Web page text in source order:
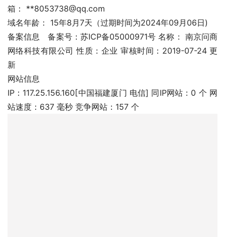
箱： **8053738@qq.com
域名年龄： 15年8月7天（过期时间为2024年09月06日)
备案信息	备案号：苏ICP备05000971号 名称： 南京问商
网络科技有限公司 性质：企业 审核时间：2019-07-24 更
新
网站信息
IP：117.25.156.160[中国福建厦门 电信] 同IP网站：0 个 网
站速度：637 毫秒 竞争网站：157 个